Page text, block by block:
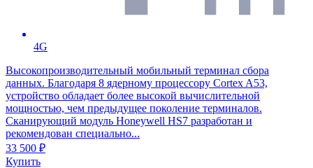
4G
Высокопроизводительный мобильный терминал сбора
данных. Благодаря 8 ядерному процессору Cortex A53,
устройство обладает более высокой вычислительной
мощностью, чем предыдущее поколение терминалов.
Сканирующий модуль Honeywell HS7 разработан и
рекомендован специально...
33 500 ₽
Купить